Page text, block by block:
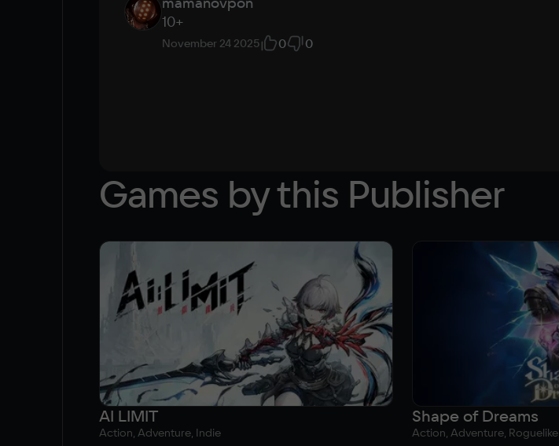
10+
November 24 2025 0 0
Games by this Publisher
AI LIMIT
Action, Adventure, Indie
Shape of Dreams
Action, Adventure, Roguelike